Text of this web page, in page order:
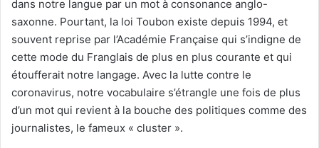
dans notre langue par un mot à consonance anglo-
saxonne. Pourtant, la loi Toubon existe depuis 1994, et
souvent reprise par l’Académie Française qui s’indigne de
cette mode du Franglais de plus en plus courante et qui
étoufferait notre langage. Avec la lutte contre le
coronavirus, notre vocabulaire s’étrangle une fois de plus
d’un mot qui revient à la bouche des politiques comme des
journalistes, le fameux « cluster ».